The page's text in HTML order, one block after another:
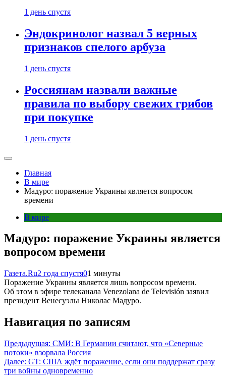
1 день спустя
Эндокринолог назвал 5 верных
признаков спелого арбуза
1 день спустя
Россиянам назвали важные
правила по выбору свежих грибов
при покупке
1 день спустя
Главная
В мире
Мадуро: поражение Украины является вопросом
времени
В мире
Мадуро: поражение Украины является
вопросом времени
Газета.Ru2 года спустя01 минуты
Поражение Украины является лишь вопросом времени.
Об этом в эфире телеканала Venezolana de Televisión заявил
президент Венесуэлы Николас Мадуро.
Навигация по записям
Предыдущая: СМИ: В Германии считают, что «Северные
потоки» взорвала Россия
Далее: GT: США ждёт поражение, если они поддержат сразу
три войны одновременно